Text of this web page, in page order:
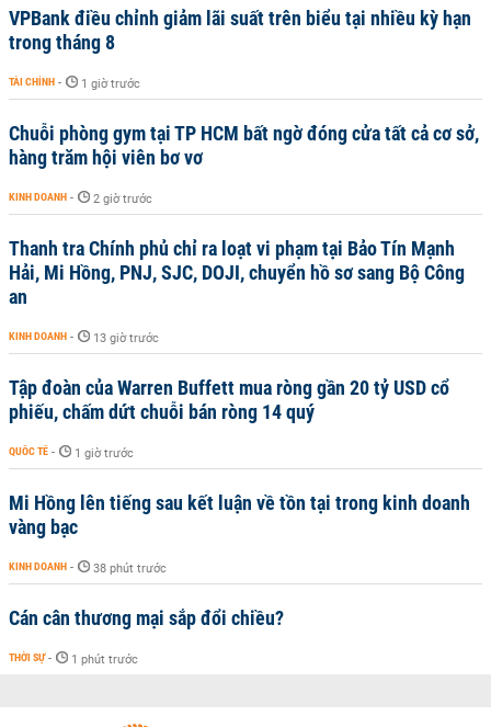
VPBank điều chỉnh giảm lãi suất trên biểu tại nhiều kỳ hạn
trong tháng 8
TÀI CHÍNH - 1 giờ trước
Chuỗi phòng gym tại TP HCM bất ngờ đóng cửa tất cả cơ sở,
hàng trăm hội viên bơ vơ
KINH DOANH - 2 giờ trước
Thanh tra Chính phủ chỉ ra loạt vi phạm tại Bảo Tín Mạnh
Hải, Mi Hồng, PNJ, SJC, DOJI, chuyển hồ sơ sang Bộ Công
an
KINH DOANH - 13 giờ trước
Tập đoàn của Warren Buffett mua ròng gần 20 tỷ USD cổ
phiếu, chấm dứt chuỗi bán ròng 14 quý
QUỐC TẾ - 1 giờ trước
Mi Hồng lên tiếng sau kết luận về tồn tại trong kinh doanh
vàng bạc
KINH DOANH - 38 phút trước
Cán cân thương mại sắp đổi chiều?
THỜI SỰ - 1 phút trước